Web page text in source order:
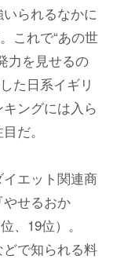
られるなかに
これで“あの世
力を見せるの
た日系イギリ
ングには入ら
だ。
エット関連商
せるおか
、19位）。
どで知られる料